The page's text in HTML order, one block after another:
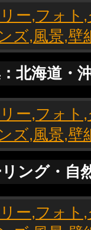
北海道・
ング・自